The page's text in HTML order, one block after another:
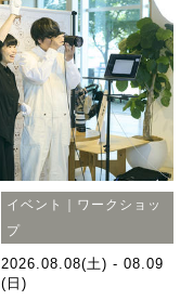
イベント｜ワークショッ
プ
2026.08.08(土) - 08.09
(日)